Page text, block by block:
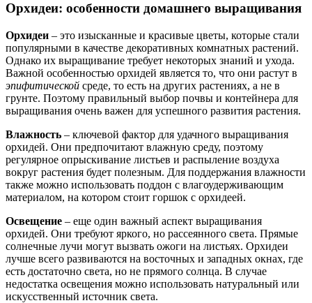
Орхидеи: особенности домашнего выращивания
Орхидеи – это изысканные и красивые цветы, которые стали
популярными в качестве декоративных комнатных растений.
Однако их выращивание требует некоторых знаний и ухода.
Важной особенностью орхидей является то, что они растут в
эпифитической среде, то есть на других растениях, а не в
грунте. Поэтому правильный выбор почвы и контейнера для
выращивания очень важен для успешного развития растения.
Влажность – ключевой фактор для удачного выращивания
орхидей. Они предпочитают влажную среду, поэтому
регулярное опрыскивание листьев и распыление воздуха
вокруг растения будет полезным. Для поддержания влажности
также можно использовать поддон с влагоудерживающим
материалом, на котором стоит горшок с орхидеей.
Освещение – еще один важный аспект выращивания
орхидей. Они требуют яркого, но рассеянного света. Прямые
солнечные лучи могут вызвать ожоги на листьях. Орхидеи
лучше всего развиваются на восточных и западных окнах, где
есть достаточно света, но не прямого солнца. В случае
недостатка освещения можно использовать натуральный или
искусственный источник света.